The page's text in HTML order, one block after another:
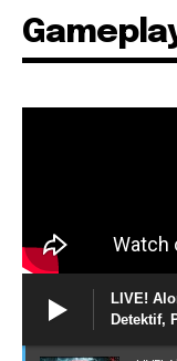
LIVE!
Detektif,